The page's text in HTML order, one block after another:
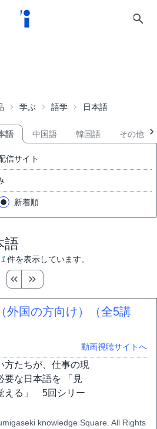
学ぶ 語学 日本語
語 中国語 韓国語 その他
信サイト
新着順
語
1 件を表示しています。
外国の方向け）（全5講
動画視聴サイトへ
方たちが、仕事の現
要な日本語を 「見
える」 5回シリー
knowledge Square. All Rights